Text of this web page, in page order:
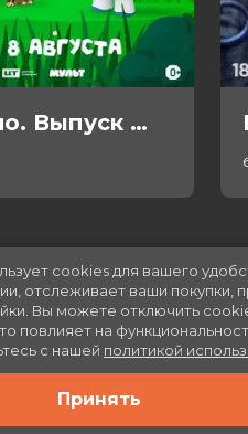
МУЛЬТ в кино. Выпуск №198. Некогда скучать (0+)
cookies для вашего
отслеживает ваши покупки,
Вы можете отключить
повлияет на
с нашей политикой
Принять